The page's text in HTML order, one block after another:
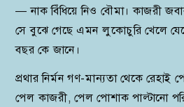
— নাক বিঁধিয়ে নিও বৌমা। কাজরী
সে বুঝে গেছে এমন লুকোচুরি খেলে
বছর কে জানে।
প্রথার নির্মন গণ-মান্যতা থেকে রেহাই
পেল কাজরী, পেল পোশাক পাল্টানো